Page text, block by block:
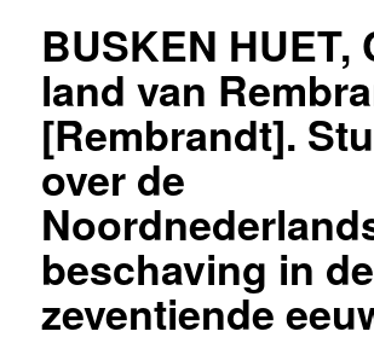
BUSKEN HUET,
land van
[Rembrandt].
over de
beschaving in de
zeventiende